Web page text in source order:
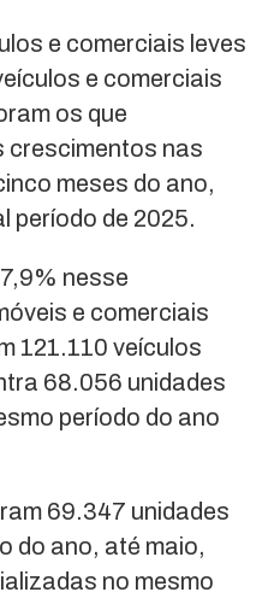
e comerciais leves
e comerciais
os que
crescimentos nas
meses do ano,
período de 2025.
nesse
e comerciais
121.110 veículos
68.056 unidades
período do ano
69.347 unidades
do ano, até maio,
no mesmo